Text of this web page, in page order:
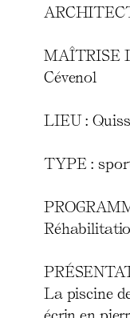
MAÎTRISE
Cévenol
LIEU :
TYPE :
La piscine